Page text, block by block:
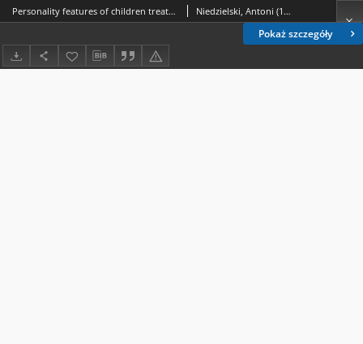
Pokaż szczegóły
Personality features of children treated due to vocal nodules Niedzielski, Antoni (1952- ); Mielnik-Niedzielska, Grażyna; Gwizda, Grażyna